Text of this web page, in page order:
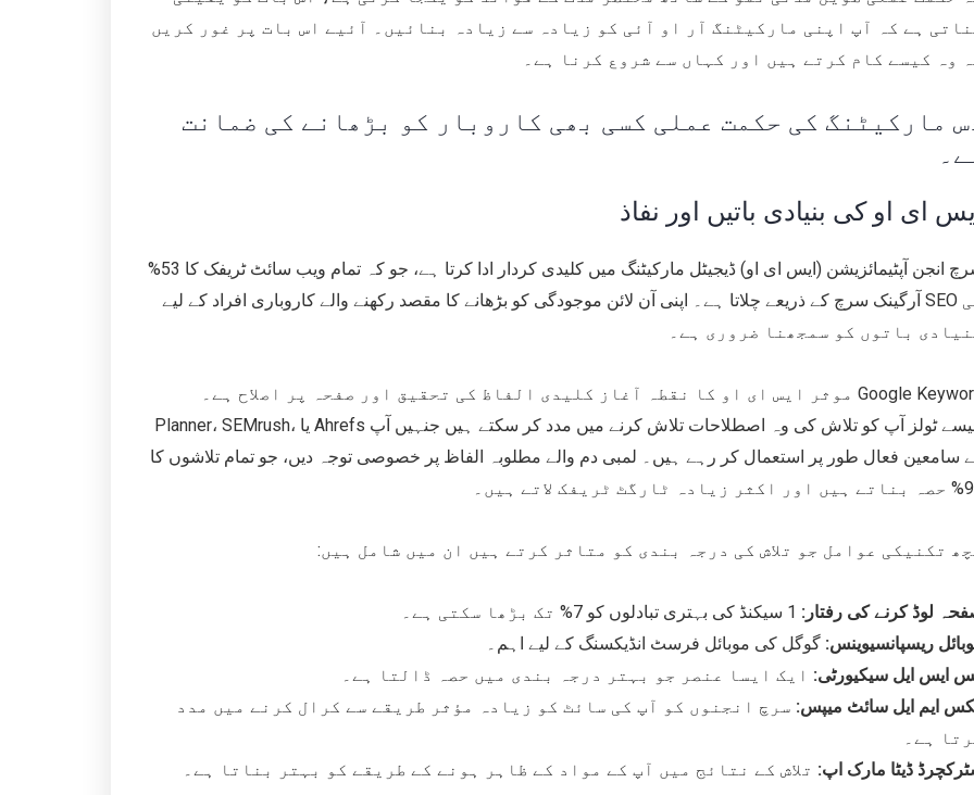
ہے کہ آپ اپنی مارکیٹنگ آر او آئی کو زیادہ سے زیادہ بنائیں۔ آئیے اس بات پر غور کریں
وہ کیسے کام کرتے ہیں اور کہاں سے شروع کرنا ہے۔
مارکیٹنگ کی حکمت عملی کسی بھی کاروبار کو بڑھانے کی ضمانت
ای او کی بنیادی باتیں اور نفاذ
سرچ انجن آپٹیمائزیشن (ایس ای او) ڈیجیٹل مارکیٹنگ میں کلیدی کردار ادا کرتا ہے، جو کہ تمام ویب سائٹ ٹریفک کا 53%
آرگینک سرچ کے ذریعے چلاتا ہے۔ اپنی آن لائن موجودگی کو بڑھانے کا مقصد رکھنے والے کاروباری افراد کے لیے SEO کی
باتوں کو سمجھنا ضروری ہے۔
موثر ایس ای او کا نقطہ آغاز کلیدی الفاظ کی تحقیق اور صفحہ پر اصلاح ہے۔ Google Keyword
Planner، SEMrush، یا Ahrefs جیسے ٹولز آپ کو تلاش کی وہ اصطلاحات تلاش کرنے میں مدد کر سکتے ہیں جنہیں آپ
سامعین فعال طور پر استعمال کر رہے ہیں۔ لمبی دم والے مطلوبہ الفاظ پر خصوصی توجہ دیں، جو تمام تلاشوں کا
ٹریفک لاتے ہیں۔
تکنیکی عوامل جو تلاش کی درجہ بندی کو متاثر کرتے ہیں ان میں شامل ہیں
لوڈ کرنے کی رفتار:
ریسپانسیوینس: گوگل کی موبائل فرسٹ انڈیکسنگ کے لیے اہم۔
ایس ایل سیکیورٹی: ایک ایسا عنصر جو بہتر درجہ بندی میں حصہ ڈالتا ہے۔
ایم ایل سائٹ میپس: سرچ انجنوں کو آپ کی سائٹ کو زیادہ مؤثر طریقے سے کرال کرنے میں مدد
ہے۔
ڈیٹا مارک اپ: تلاش کے نتائج میں آپ کے مواد کے ظاہر ہونے کے طریقے کو بہتر بناتا ہے۔